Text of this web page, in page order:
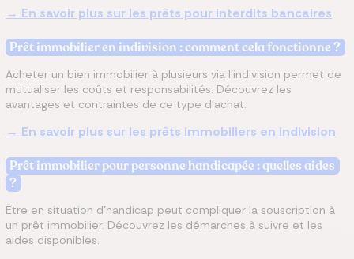
→ En savoir plus sur les prêts pour interdits bancaires
Prêt immobilier en indivision : comment cela fonctionne ?
Acheter un bien immobilier à plusieurs via l’indivision permet de
mutualiser les coûts et responsabilités. Découvrez les
avantages et contraintes de ce type d’achat.
→ En savoir plus sur les prêts immobiliers en indivision
Prêt immobilier pour personne handicapée : quelles aides
?
Être en situation d'handicap peut compliquer la souscription à
un prêt immobilier. Découvrez les démarches à suivre et les
aides disponibles.